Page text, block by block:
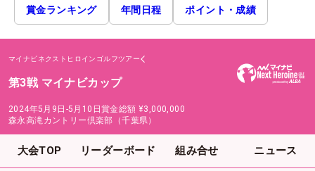
賞金ランキング 年間日程 ポイント・成績
マイナビネクストヒロインゴルフツアー
第3戦 マイナビカップ
2024年5月9日-5月10日賞金総額 ¥3,000,000
森永高滝カントリー倶楽部（千葉県）
大会TOP リーダーボード 組み合せ ニュース